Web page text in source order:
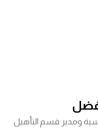
ومدير قسم التأهيل